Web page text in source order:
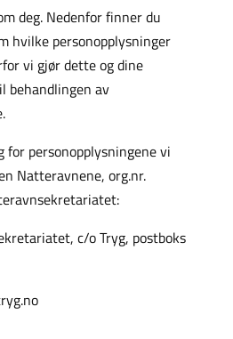
deg. Nedenfor finner du
hvilke personopplysninger
vi gjør dette og dine
av
for personopplysningene vi
Natteravnene, org.nr.
c/o Tryg, postboks